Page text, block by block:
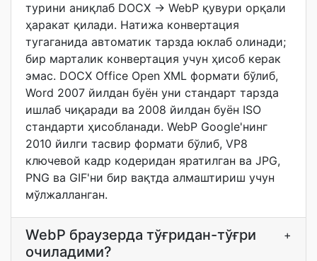
турини аниқлаб DOCX → WebP қувури орқали
ҳаракат қилади. Натижа конвертация
тугаганида автоматик тарзда юклаб олинади;
бир марталик конвертация учун ҳисоб керак
эмас. DOCX Office Open XML формати бўлиб,
Word 2007 йилдан буён уни стандарт тарзда
ишлаб чиқаради ва 2008 йилдан буён ISO
стандарти ҳисобланади. WebP Google'нинг
2010 йилги тасвир формати бўлиб, VP8
ключевой кадр кодеридан яратилган ва JPG,
PNG ва GIF'ни бир вақтда алмаштириш учун
мўлжалланган.
WebP браузерда тўғридан-тўғри
очиладими?
+